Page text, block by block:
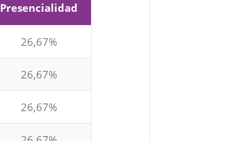
Presencialidad
26,67%
26,67%
26,67%